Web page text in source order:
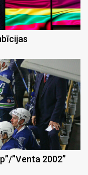
”Venta 2002”